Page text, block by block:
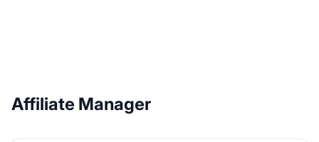
Affiliate Manager